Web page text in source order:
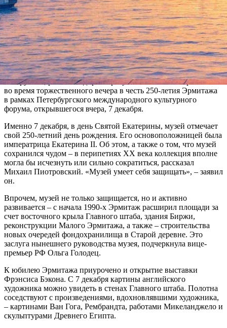
Смотреть фоторепортаж
За последние двадцать лет количество зданий под
управлением Эрмитажа возросло с пяти до десяти, общие
площади выросли с 50 до 150 тысяч кв. м, а бюджет с 1 до 100
млн рублей, рассказал директор музея Михаил Пиотровский
во время торжественного вечера в честь 250-летия Эрмитажа
в рамках Петербургского международного культурного
форума, открывшегося вчера, 7 декабря.
Именно 7 декабря, в день Святой Екатерины, музей отмечает
свой 250-летний день рождения. Его основоположницей была
императрица Екатерина II. Об этом, а также о том, что музей
сохранился чудом – в перипетиях XX века коллекция вполне
могла бы исчезнуть или сильно сократиться, рассказал
Михаил Пиотровский. «Музей умеет себя защищать», – заявил
он.
Впрочем, музей не только защищается, но и активно
развивается – с начала 1990-х Эрмитаж расширил площади за
счет восточного крыла Главного штаба, здания Биржи,
реконструкции Малого Эрмитажа, а также – строительства
новых очередей фондохранилища в Старой деревне. Это
заслуга нынешнего руководства музея, подчеркнула вице-
премьер РФ Ольга Голодец.
К юбилею Эрмитажа приурочено и открытие выставки
Фрэнсиса Бэкона. С 7 декабря картины английского
художника можно увидеть в стенах Главного штаба. Полотна
соседствуют с произведениями, вдохновлявшими художника,
– картинами Ван Гога, Рембрандта, работами Микеланджело и
скульптурами Древнего Египта.